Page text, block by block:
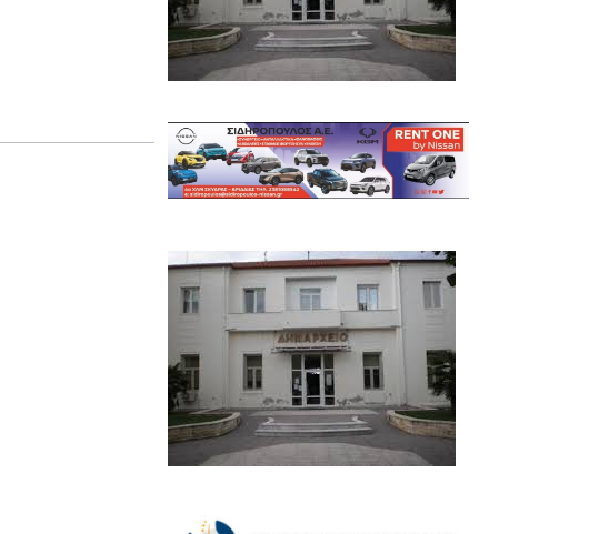
Οικονομία
Πολιτική
Αθλητικά
Αστυνομικό Δελτίο